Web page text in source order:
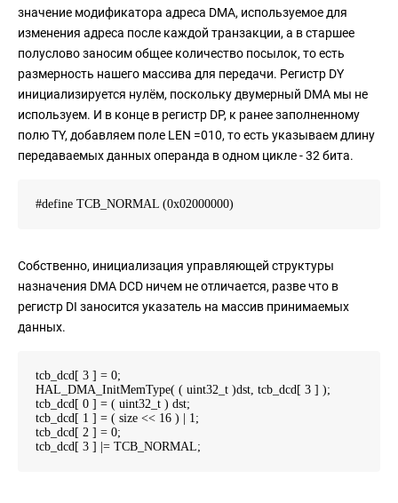
значение модификатора адреса DMA, используемое для
изменения адреса после каждой транзакции, а в старшее
полуслово заносим общее количество посылок, то есть
размерность нашего массива для передачи. Регистр DY
инициализируется нулём, поскольку двумерный DMA мы не
используем. И в конце в регистр DP, к ранее заполненному
полю TY, добавляем поле LEN =010, то есть указываем длину
передаваемых данных операнда в одном цикле - 32 бита.
#define TCB_NORMAL (0x02000000)
Собственно, инициализация управляющей структуры
назначения DMA DCD ничем не отличается, разве что в
регистр DI заносится указатель на массив принимаемых
данных.
tcb_dcd[ 3 ] = 0;
HAL_DMA_InitMemType( ( uint32_t )dst, tcb_dcd[ 3 ] );
tcb_dcd[ 0 ] = ( uint32_t ) dst;
tcb_dcd[ 1 ] = ( size << 16 ) | 1;
tcb_dcd[ 2 ] = 0;
tcb_dcd[ 3 ] |= TCB_NORMAL;